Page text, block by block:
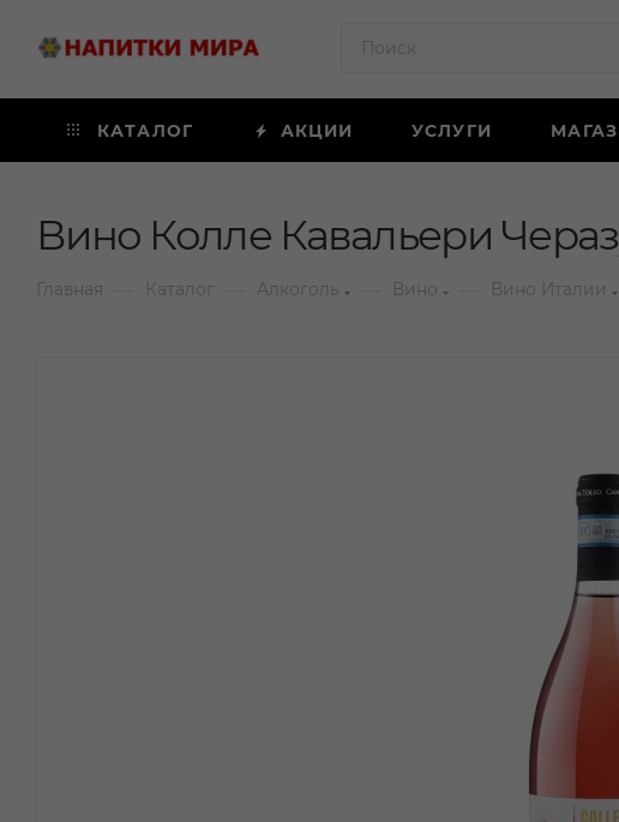
КАТАЛОГ АКЦИИ УСЛУГИ
Вино Колле Кавальери
Главная Каталог Алкоголь Вино Вино Италии